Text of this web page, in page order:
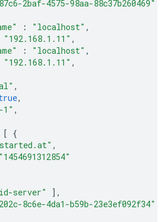
2baf-4575-98aa-88c37b260469"
: "localhost" ,
"192.168.1.11" ,
: "localhost" ,
"192.168.1.11" ,
,
,
1" ,
[ {
,
"1454691312854"
server"
],
8c6e-4da1-b59b-23e3ef092f34"